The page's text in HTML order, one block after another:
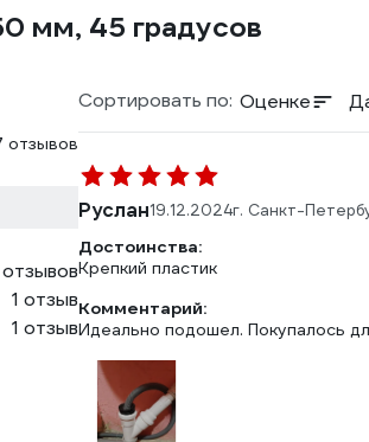
мм, 45 градусов
отзывов
1 отзыв
1 отзыв
Сортировать по: Оценке
Руслан19.12.2024г. Санкт-
Достоинства:
Крепкий пластик
Комментарий:
Идеально подошел. Покупалось